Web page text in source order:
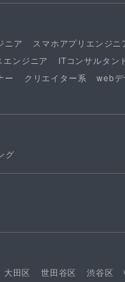
ニア スマホアプリエンジニ
ンジニア ITコンサルタン
ー クリエイター系 webデ
グ
大田区 世田谷区 渋谷区